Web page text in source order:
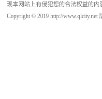
现本网站上有侵犯您的合法权益的内
Copyright © 2019 http://